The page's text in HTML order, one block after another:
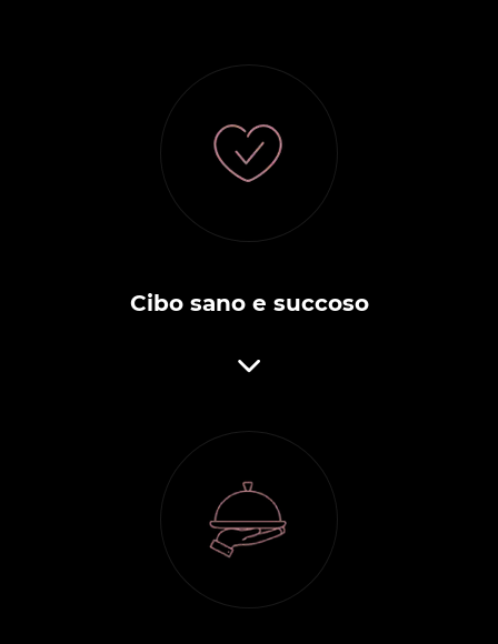
Cibo sano e succoso